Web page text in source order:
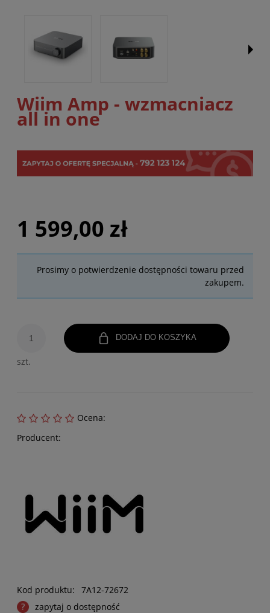
Wiim Amp - wzmacniacz
all in one
1 599,00 zł
Prosimy o potwierdzenie dostępności towaru przed
zakupem.
szt.
DODAJ DO KOSZYKA
Ocena:
Producent:
Kod produktu:
7A12-72672
zapytaj o dostępność